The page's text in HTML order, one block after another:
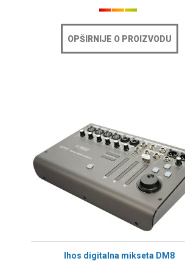
OPŠIRNIJE O PROIZVODU
Ihos digitalna mikseta DM8